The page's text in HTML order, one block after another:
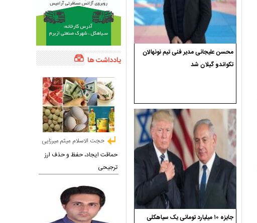
محسن علیجانی مدیر فنی تیم نونهالان
تکواندو گیلان شد
جایزه ۱۰ میلیارد تومانی یک سیاهکلی
یادداشت ها
حجت الاسلام میثم میرزایی
حماقت ایجاد، حفظ و حذف ارز
ترجیحی